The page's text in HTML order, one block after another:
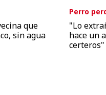
que
sin agua
Perro
"Lo
hace un
certeros"